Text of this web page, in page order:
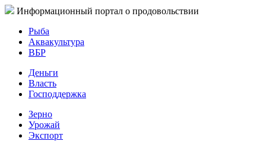
Информационный портал о продовольствии
Рыба
Аквакультура
ВБР
Деньги
Власть
Господдержка
Зерно
Урожай
Экспорт